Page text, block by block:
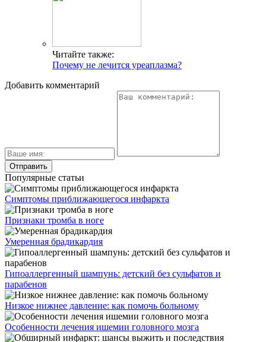
Читайте также:
Почему не лечится уреаплазма?
Добавить комментарий
Популярные статьи
Симптомы приближающегося инфаркта
Признаки тромба в ноге
Умеренная брадикардия
Гипоаллергенный шампунь: детский без сульфатов и
парабенов
Низкое нижнее давление: как помочь больному
Особенности лечения ишемии головного мозга